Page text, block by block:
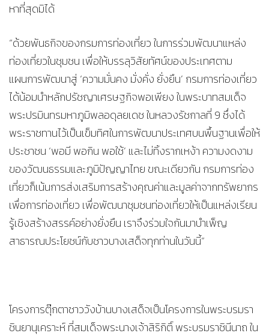
หาที่สุดมิได้
“ด้วยพันธกิจของกรมการท่องเที่ยว ในการร่วมพัฒนาแหล่ง
ท่องเที่ยวในชุมชน เพื่อให้บรรลุวิสัยทัศน์ของประเทศตาม
แผนการพัฒนาสู่ ‘ความมั่นคง มั่งคั่ง ยั่งยืน’ กรมการท่องเที่ยว
ได้น้อมนำหลักปรัชญาเศรษฐกิจพอเพียง ในพระบาทสมเด็จ
พระปรมินทรมหาภูมิพลอดุลยเดช ในหลวงรัชกาลที่ 9 ซึ่งได้
พระราชทานไว้เป็นเข็มทิศในการพัฒนาประเทศบนพื้นฐานเพื่อให้
ประชาชน ‘พอมี พอกิน พอใช้’ และไม่ทิ้งรากเหง้า ความงดงาม
ของวัฒนธรรมและภูมิปัญญาไทย ขณะเดียวกัน กรมการท่อง
เที่ยวก็เน้นการส่งเสริมการสร้างคุณค่าและมูลค่าจากทรัพยากร
เพื่อการท่องเที่ยว เพื่อพัฒนาชุมชนท่องเที่ยวให้เป็นแหล่งเรียน
รู้เชิงสร้างสรรค์อย่างยั่งยืน เราจึงร่วมใจกันมาบำเพ็ญ
สาธารณประโยชน์กับชาวบางเสด็จทุกท่านในวันนี้”
โครงการตุ๊กตาชาววังบ้านบางเสด็จเป็นโครงการในพระบรมรา
ชินยานุเคราะห์ ที่สมเด็จพระนางเจ้าสิริกิติ์ พระบรมราชินีนาถ ใน